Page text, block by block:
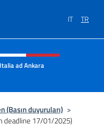
IT TR
medya ve
ad Ankara
(Basın duyuruları) >
deadline 17/01/2025)